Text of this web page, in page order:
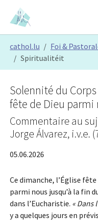
Skip to main content
Skip to page footer
cathol.lu Foi &
Spiritualitéit
Solennité du
fête de Dieu parmi
Commentaire au
Jorge Álvarez, i.v.e.
05.06.2026
Ce dimanche, l’Église
parmi nous jusqu’à la fin
dans l’Eucharistie. « Dans
y a quelques jours en